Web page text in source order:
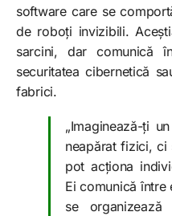
software care se
de roboți invizibili.
sarcini, dar comunică
securitatea cibernetică
fabrici.
„Imaginează-ți
neapărat fizici, ci
pot acționa
Ei comunică între
se